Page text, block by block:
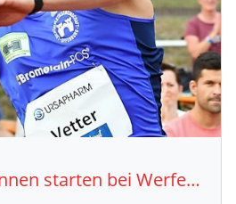
Drei BW-Athlet:innen starten bei Werfer-Europacup in Portugal